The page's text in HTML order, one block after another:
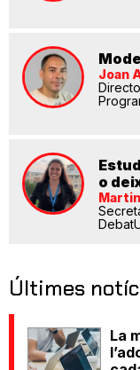
Joan
o
Últimes
La